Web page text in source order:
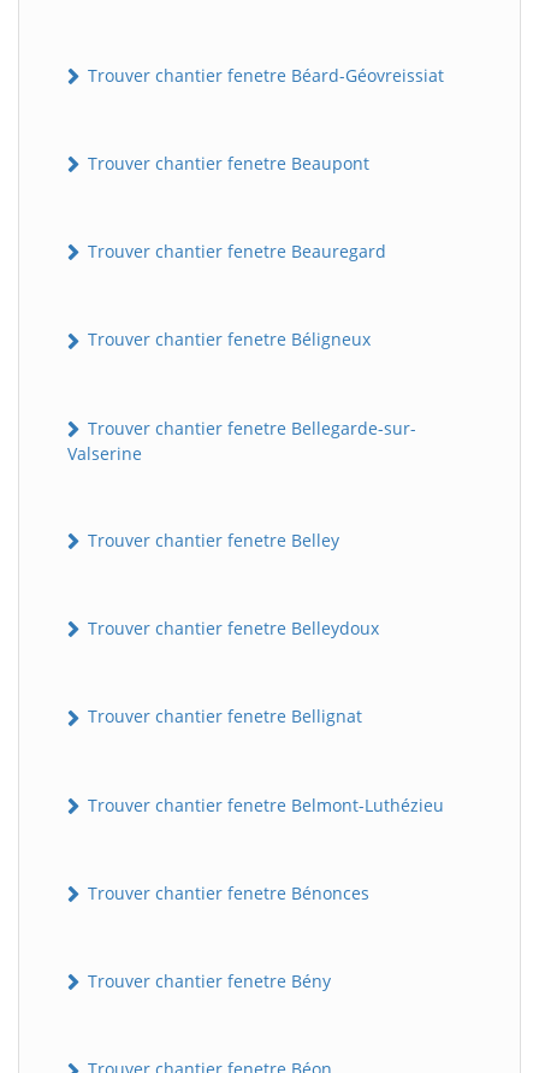
Trouver chantier fenetre Béard-Géovreissiat
Trouver chantier fenetre Beaupont
Trouver chantier fenetre Beauregard
Trouver chantier fenetre Béligneux
Trouver chantier fenetre Bellegarde-sur-
Valserine
Trouver chantier fenetre Belley
Trouver chantier fenetre Belleydoux
Trouver chantier fenetre Bellignat
Trouver chantier fenetre Belmont-Luthézieu
Trouver chantier fenetre Bénonces
Trouver chantier fenetre Bény